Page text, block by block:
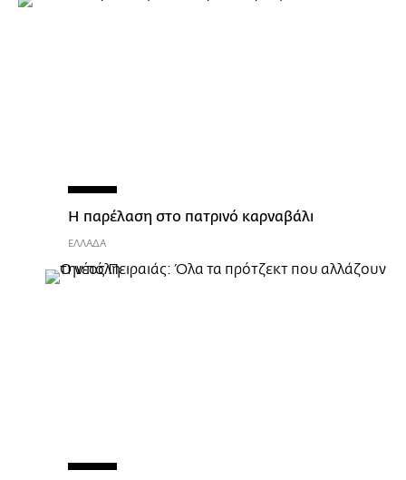
Η παρέλαση στο πατρινό καρναβάλι
ΕΛΛΑΔΑ